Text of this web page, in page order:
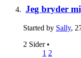
Jeg bryder
Started by Sally,
2 Sider •
1 2